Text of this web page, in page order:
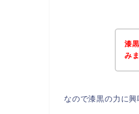
漆
み
なので漆黒の力に